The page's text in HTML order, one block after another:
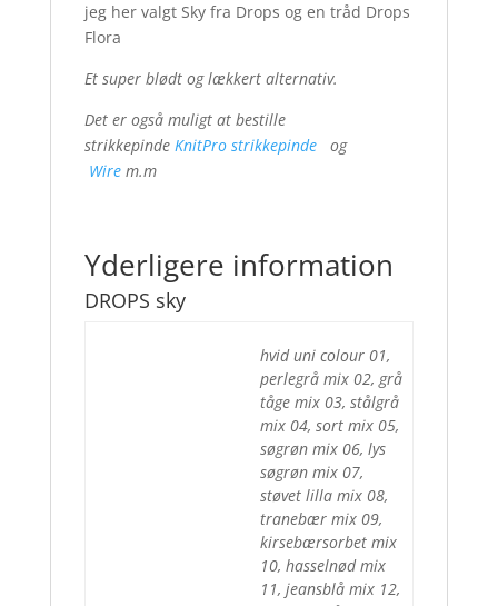
jeg her valgt Sky fra Drops og en tråd Drops
Flora
Et super blødt og lækkert alternativ.
Det er også muligt at bestille
strikkepinde KnitPro strikkepindeog
Wire m.m
Yderligere information
DROPS sky
hvid uni colour 01,
perlegrå mix 02, grå
tåge mix 03, stålgrå
mix 04, sort mix 05,
søgrøn mix 06, lys
søgrøn mix 07,
støvet lilla mix 08,
tranebær mix 09,
kirsebærsorbet mix
10, hasselnød mix
11, jeansblå mix 12,